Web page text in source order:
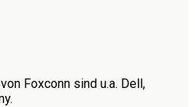
Foxconn sind u.a. Dell,